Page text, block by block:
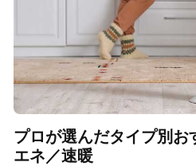
プロが選んだタイプ別お
エネ／速暖